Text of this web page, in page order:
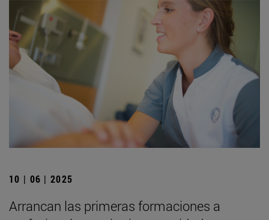
10 | 06 | 2025
Arrancan las primeras formaciones a